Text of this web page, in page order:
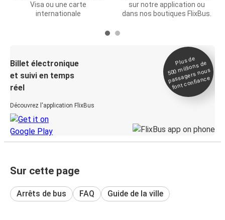
Visa ou une carte
internationale
sur notre application ou
dans nos boutiques FlixBus.
Billet électronique
et suivi en temps
réel
Découvrez l'application FlixBus
Plus de
500
millions de
passagers nous
font confiance
Sur cette page
Arrêts de bus FAQ Guide de la ville